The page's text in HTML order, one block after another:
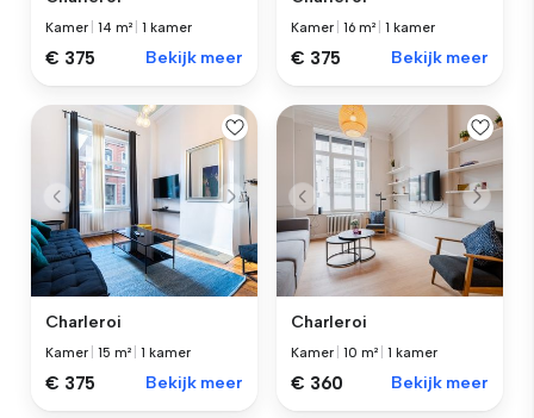
Kamer |14 m² |1 kamer
€ 375 Bekijk meer
Kamer |16 m² |1 kamer
€ 375 Bekijk meer
Charleroi
Kamer |15 m² |1 kamer
€ 375 Bekijk meer
Charleroi
Kamer |10 m² |1 kamer
€ 360 Bekijk meer